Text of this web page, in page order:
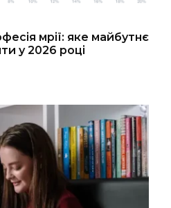
мрії: яке майбутнє
у 2026 році